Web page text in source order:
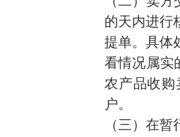
的天内进行
提单。具体
看情况属实
农产品收购
户。
（三）在